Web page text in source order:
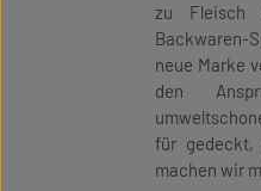
zu Fleisch
Backwaren-
neue Marke
den
für
machen wir